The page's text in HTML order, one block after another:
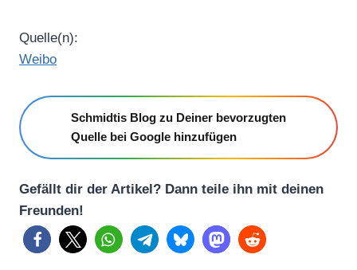
Quelle(n):
Weibo
Schmidtis Blog zu Deiner bevorzugten
Quelle bei Google hinzufügen
Gefällt dir der Artikel? Dann teile ihn mit deinen
Freunden!